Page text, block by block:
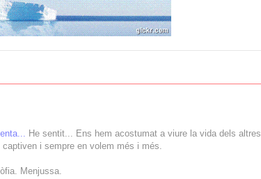
He sentit... Ens hem acostumat a viure la vida dels altres.
captiven i sempre en volem més i més.
Menjussa.